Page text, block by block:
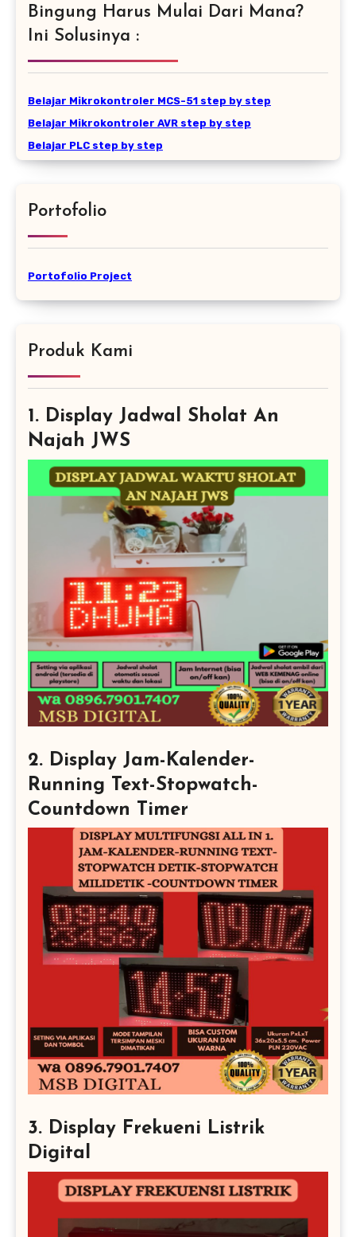
Bingung Harus Mulai Dari Mana?
Ini Solusinya :
Belajar Mikrokontroler MCS-51 step by step
Belajar Mikrokontroler AVR step by step
Belajar PLC step by step
Portofolio
Portofolio Project
Produk Kami
1. Display Jadwal Sholat An
Najah JWS
2. Display Jam-Kalender-
Running Text-Stopwatch-
Countdown Timer
3. Display Frekueni Listrik
Digital